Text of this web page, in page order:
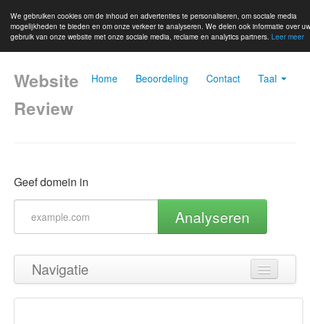
We gebruiken cookies om de inhoud en advertenties te personaliseren, om sociale media
mogelijkheden te bieden en om onze verkeer te analyseren. We delen ook informatie over uw
gebruik van onze website met onze sociale media, reclame en analytics partners. Leer meer
Home Beoordeling Contact Taal
Website
Review
Geef domein in
Analyseren
Navigatie
Terug naar boven